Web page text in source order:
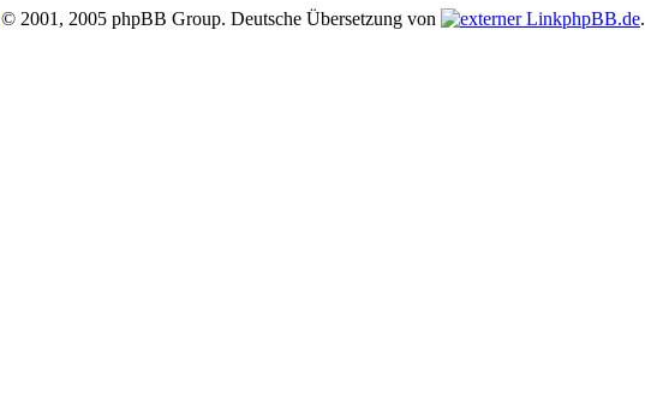
© 2001, 2005 phpBB Group. Deutsche Übersetzung von phpBB.de.